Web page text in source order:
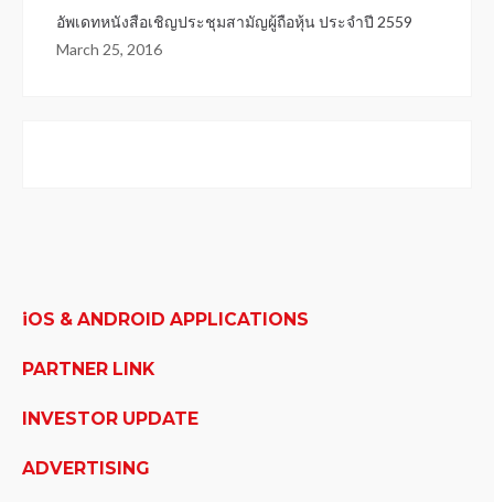
อัพเดทหนังสือเชิญประชุมสามัญผู้ถือหุ้น ประจำปี 2559
March 25, 2016
iOS & ANDROID APPLICATIONS
PARTNER LINK
INVESTOR UPDATE
ADVERTISING